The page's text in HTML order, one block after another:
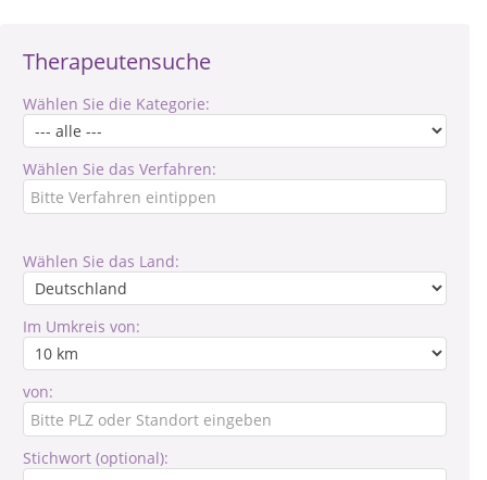
Therapeutensuche
Wählen Sie die Kategorie:
Wählen Sie das Verfahren:
Wählen Sie das Land:
Im Umkreis von:
von:
Stichwort (optional):